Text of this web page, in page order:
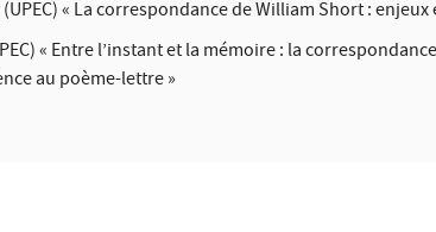
« La correspondance de William Short :
« Entre l’instant et la mémoire : la
au poème-lettre »